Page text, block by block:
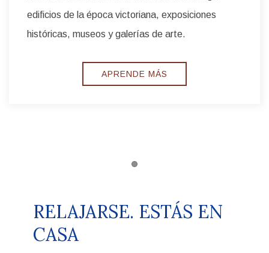
de placer de la isla de Galveston y la Universidad
Texas A&M.
EXPLORAR
RELAJARSE. ESTÁS EN
CASA